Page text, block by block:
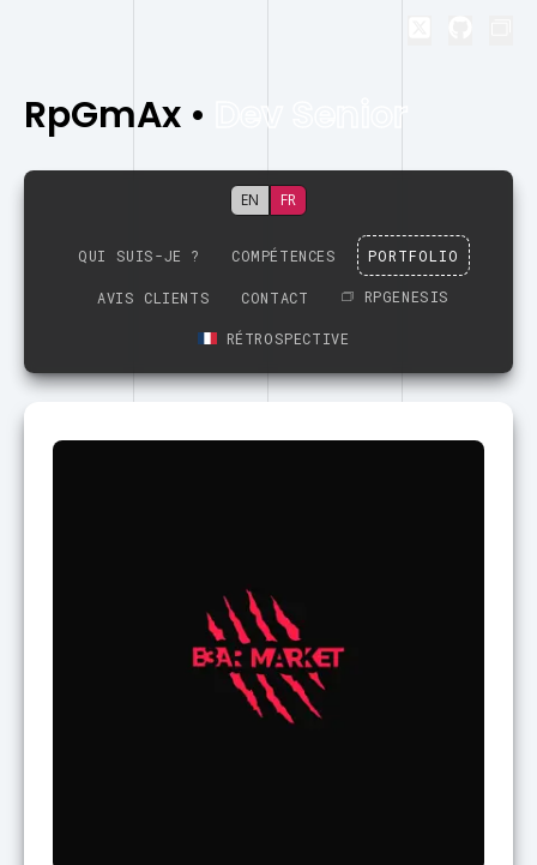
RpGmAx • Dev Senior
EN FR
QUI SUIS-JE ? COMPÉTENCES PORTFOLIO
AVIS CLIENTS CONTACT RPGENESIS
RÉTROSPECTIVE